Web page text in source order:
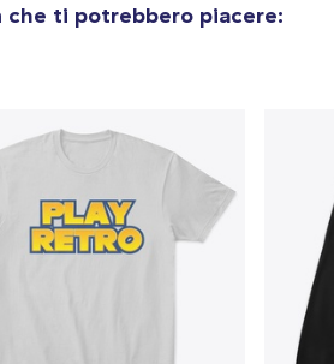
che ti potrebbero piacere: